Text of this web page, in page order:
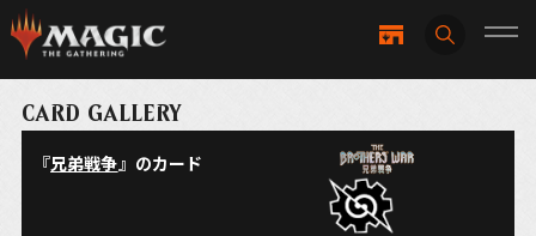
CARD GALLERY
『兄弟戦争』のカード